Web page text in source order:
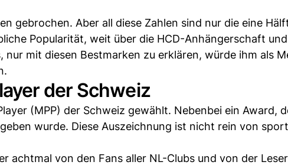
gebrochen. Aber all diese Zahlen sind nur die eine
Popularität, weit über die HCD-Anhängerschaft
nur mit diesen Bestmarken zu erklären, würde ihm als
der Schweiz
(MPP) der Schweiz gewählt. Nebenbei ein Award,
wurde. Diese Auszeichnung ist nicht rein von
achtmal von den Fans aller NL-Clubs und von der